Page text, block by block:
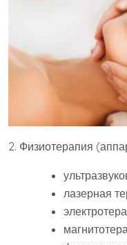
2. Физиотерапия
лазерная